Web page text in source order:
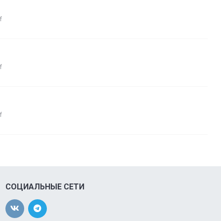
СОЦИАЛЬНЫЕ СЕТИ